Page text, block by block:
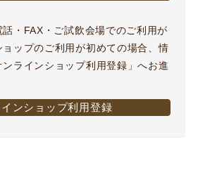
・FAX・ご試飲会場でのご利用が
ップのご利用が初めての場合、情
ラインショップ利用登録」へお進
ンショップ利用登録